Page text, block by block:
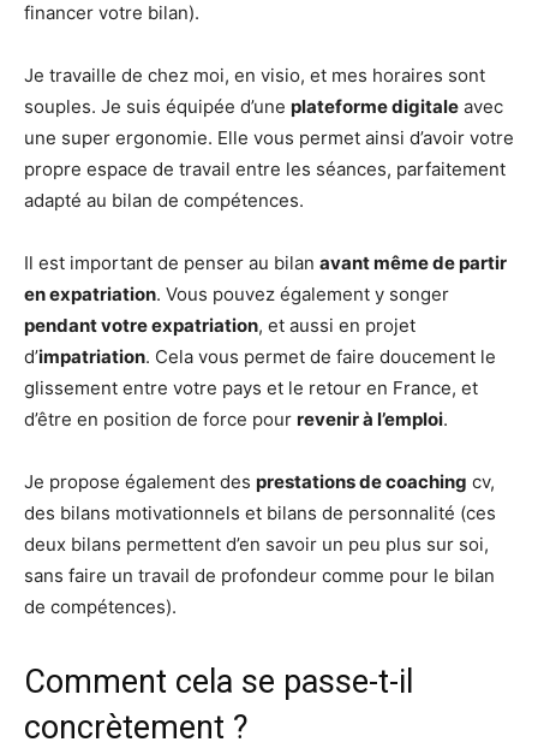
financer votre bilan).
Je travaille de chez moi, en visio, et mes horaires sont
souples. Je suis équipée d’une plateforme digitale avec
une super ergonomie. Elle vous permet ainsi d’avoir votre
propre espace de travail entre les séances, parfaitement
adapté au bilan de compétences.
Il est important de penser au bilan avant même de partir
en expatriation. Vous pouvez également y songer
pendant votre expatriation, et aussi en projet
d’impatriation. Cela vous permet de faire doucement le
glissement entre votre pays et le retour en France, et
d’être en position de force pour revenir à l’emploi.
Je propose également des prestations de coaching cv,
des bilans motivationnels et bilans de personnalité (ces
deux bilans permettent d’en savoir un peu plus sur soi,
sans faire un travail de profondeur comme pour le bilan
de compétences).
Comment cela se passe-t-il
concrètement ?